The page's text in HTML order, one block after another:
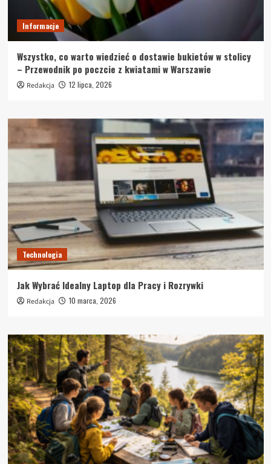
Informacje
Wszystko, co warto wiedzieć o dostawie bukietów w stolicy
– Przewodnik po poczcie z kwiatami w Warszawie
Redakcja 12 lipca, 2026
Technologia
Jak Wybrać Idealny Laptop dla Pracy i Rozrywki
Redakcja 10 marca, 2026